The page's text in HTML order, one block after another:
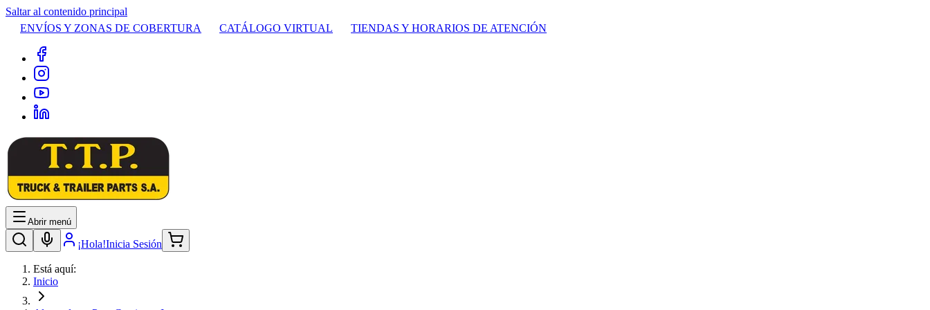
Saltar al contenido principal
ENVÍOS Y ZONAS DE COBERTURA
CATÁLOGO VIRTUAL TIENDAS Y HORARIOS DE ATENCIÓN
Abrir menú
¡Hola!Inicia Sesión
Está aquí:
Inicio